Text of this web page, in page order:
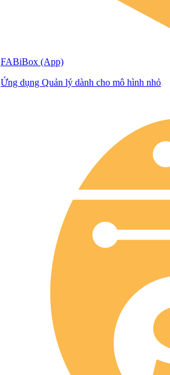
FABiBox (App)
Ứng dụng Quản lý dành cho mô hình nhỏ